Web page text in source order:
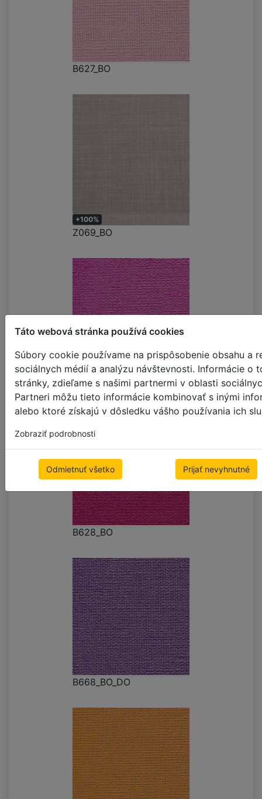
Táto webová stránka používá cookies
Súbory cookie používame na prispôsobenie obsahu a
sociálnych médií a analýzu návštevnosti. Informácie o
stránky, zdieľame s našimi partnermi v oblasti
Partneri môžu tieto informácie kombinovať s inými
alebo ktoré získajú v dôsledku vášho používania ich
Zobraziť podrobnosti
Odmietnuť všetko Prijať nevyhnutné
B627_BO
+100%
Z069_BO
B670_BO_DO
B628_BO
B668_BO_DO